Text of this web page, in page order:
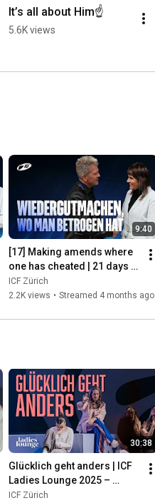
It’s all about Him☝️
5.6K views
9:40
[17] Making amends where
one has cheated | 21 days of
prayer, fasting & giving | Leo
& Susanna Bi...
ICF Zürich
2.2K views • Streamed 4 months ago
30:38
Glücklich geht anders | ICF
Ladies Lounge 2025 –
MARKED BY JESUS | SE05
ICF Zürich